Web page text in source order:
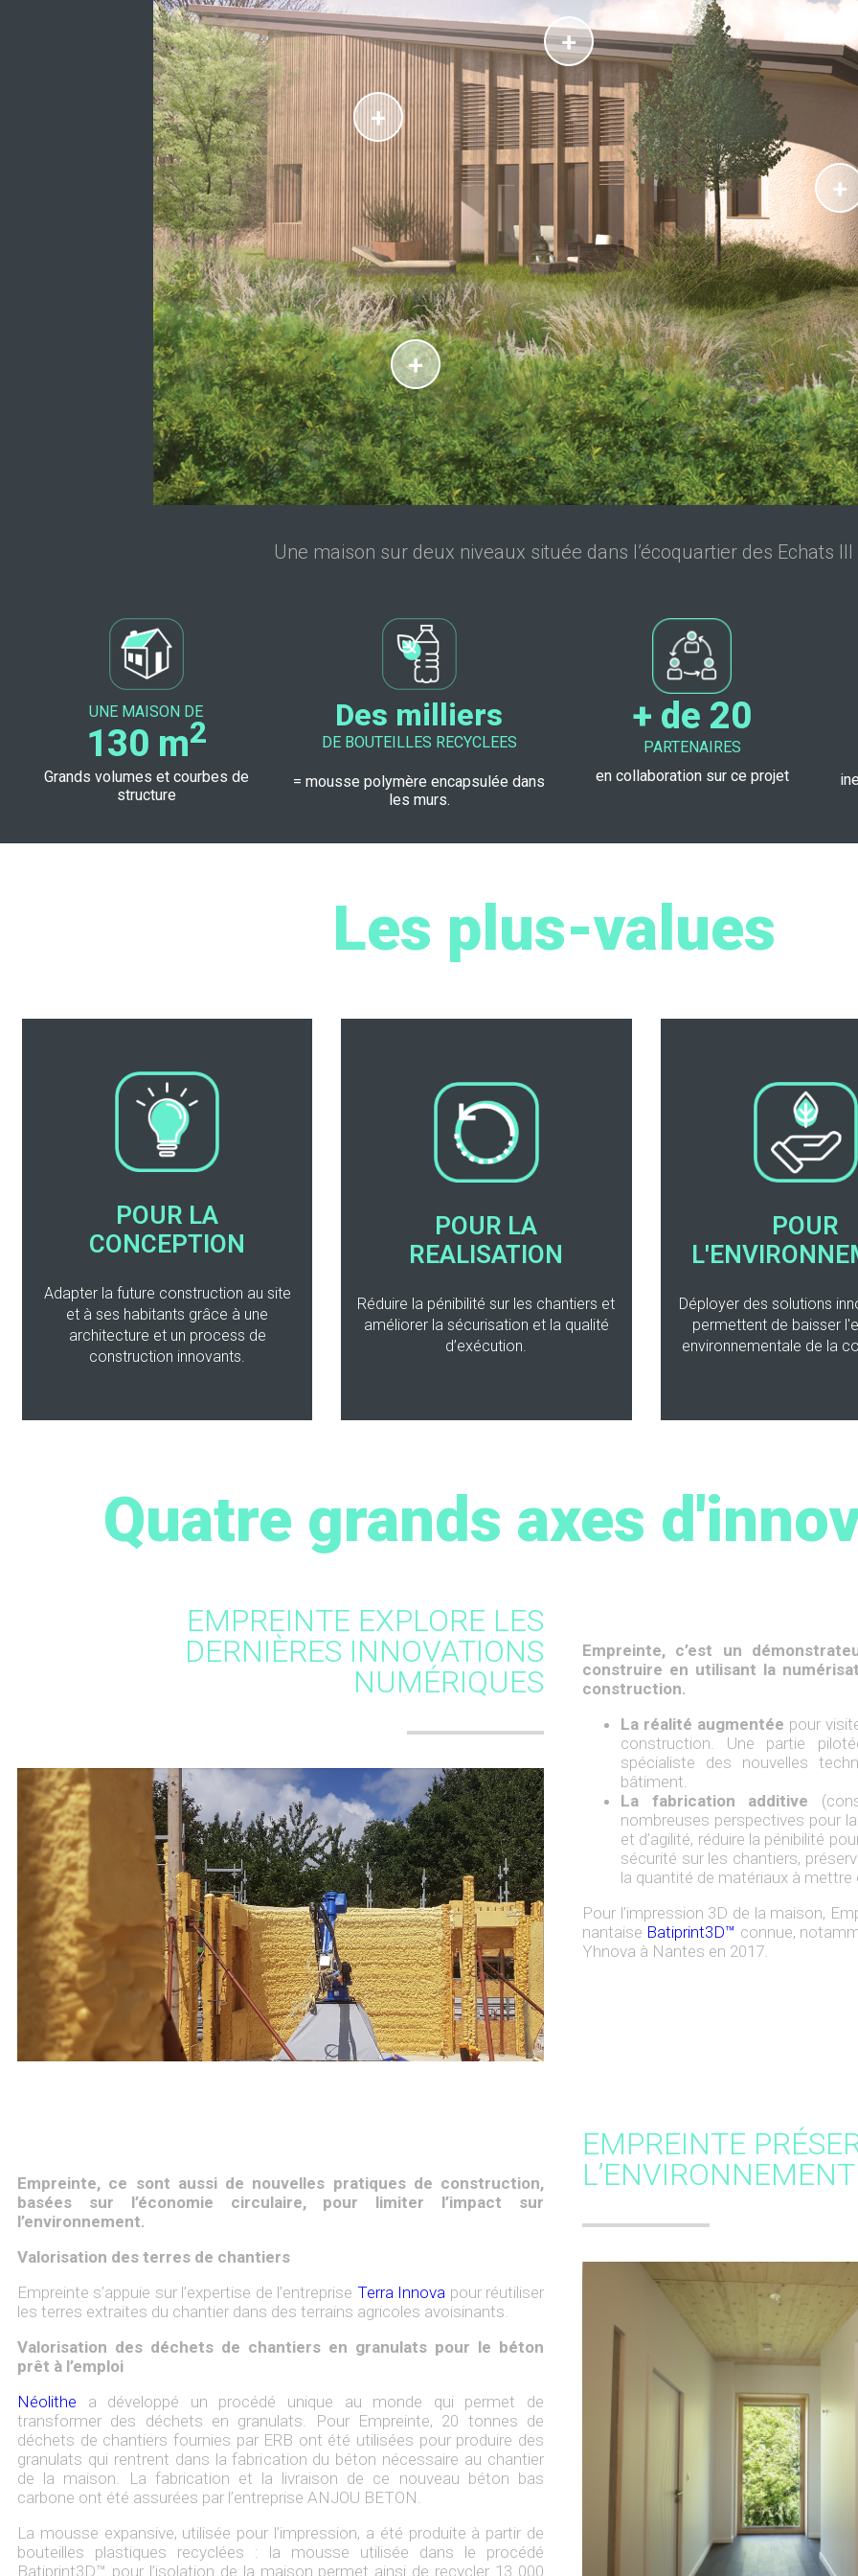
Une maison sur deux niveaux située dans l’écoquartier des Echats
UNE MAISON DE
130 m2
Grands volumes et courbes de
structure
Des milliers
DE BOUTEILLES RECYCLEES
= mousse polymère encapsulée dans
les murs.
+ de 20
PARTENAIRES
en collaboration sur ce projet
Les plus-values
POUR LA
CONCEPTION
Adapter la future construction au site
et à ses habitants grâce à une
architecture et un process de
construction innovants.
POUR LA
REALISATION
Réduire la pénibilité sur les chantiers et
améliorer la sécurisation et la qualité
d’exécution.
POUR
Déployer des solutions
permettent de baisser
environnementale de la
Quatre grands axes
EMPREINTE EXPLORE LES
DERNIÈRES INNOVATIONS
NUMÉRIQUES
Empreinte, c’est un
construire en utilisant la
construction.
La réalité augmentée pour
construction. Une partie
spécialiste des nouvelles
bâtiment.
La fabrication additive
nombreuses perspectives pour
et d’agilité, réduire la pénibilité
sécurité sur les chantiers,
la quantité de matériaux à mettre
Pour l’impression 3D de la maison,
nantaise Batiprint3D™ connue,
Yhnova à Nantes en 2017.
Empreinte, ce sont aussi de nouvelles pratiques de construction,
basées sur l’économie circulaire, pour limiter l’impact sur
l’environnement.
Valorisation des terres de chantiers
Empreinte s’appuie sur l’expertise de l’entreprise Terra Innova pour réutiliser
les terres extraites du chantier dans des terrains agricoles avoisinants.
Valorisation des déchets de chantiers en granulats pour le béton
prêt à l’emploi
Néolithe a développé un procédé unique au monde qui permet de
transformer des déchets en granulats. Pour Empreinte, 20 tonnes de
déchets de chantiers fournies par ERB ont été utilisées pour produire des
granulats qui rentrent dans la fabrication du béton nécessaire au chantier
de la maison. La fabrication et la livraison de ce nouveau béton bas
carbone ont été assurées par l’entreprise ANJOU BETON.
La mousse expansive, utilisée pour l’impression, a été produite à partir de
bouteilles plastiques recyclées : la mousse utilisée dans le procédé
Batiprint3D™ pour l’isolation de la maison permet ainsi de recycler 13 000
EMPREINTE
L’ENVIRONNEMENT